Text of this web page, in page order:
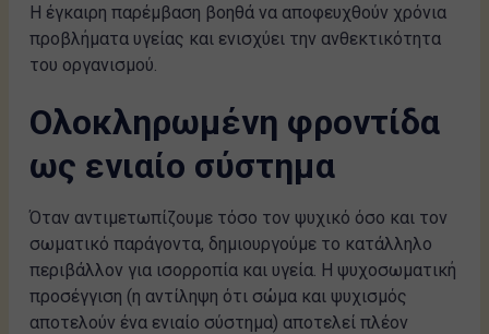
Η έγκαιρη παρέμβαση βοηθά να αποφευχθούν χρόνια
προβλήματα υγείας και ενισχύει την ανθεκτικότητα
του οργανισμού.
Ολοκληρωμένη φροντίδα
ως ενιαίο σύστημα
Όταν αντιμετωπίζουμε τόσο τον ψυχικό όσο και τον
σωματικό παράγοντα, δημιουργούμε το κατάλληλο
περιβάλλον για ισορροπία και υγεία. Η ψυχοσωματική
προσέγγιση (η αντίληψη ότι σώμα και ψυχισμός
αποτελούν ένα ενιαίο σύστημα) αποτελεί πλέον